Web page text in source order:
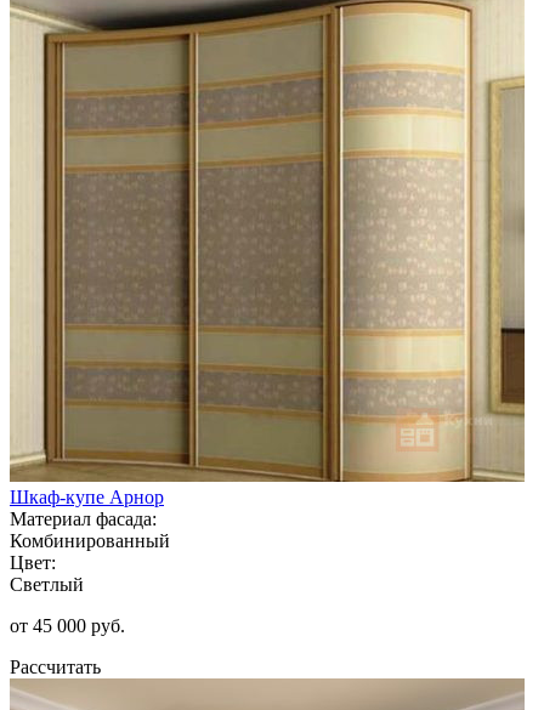
Шкаф-купе Арнор
Материал фасада:
Комбинированный
Цвет:
Светлый
от 45 000 руб.
Рассчитать